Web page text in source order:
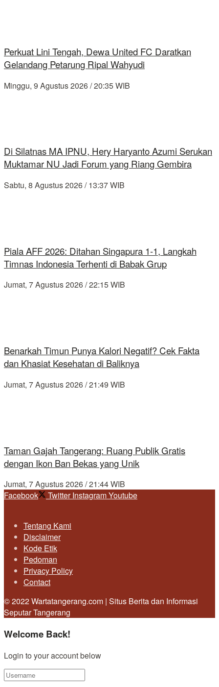
Perkuat Lini Tengah, Dewa United FC Daratkan
Gelandang Petarung Ripal Wahyudi
Minggu, 9 Agustus 2026 / 20:35 WIB
Di Silatnas MA IPNU, Hery Haryanto Azumi Serukan
Muktamar NU Jadi Forum yang Riang Gembira
Sabtu, 8 Agustus 2026 / 13:37 WIB
Piala AFF 2026: Ditahan Singapura 1-1, Langkah
Timnas Indonesia Terhenti di Babak Grup
Jumat, 7 Agustus 2026 / 22:15 WIB
Benarkah Timun Punya Kalori Negatif? Cek Fakta
dan Khasiat Kesehatan di Baliknya
Jumat, 7 Agustus 2026 / 21:49 WIB
Taman Gajah Tangerang: Ruang Publik Gratis
dengan Ikon Ban Bekas yang Unik
Jumat, 7 Agustus 2026 / 21:44 WIB
Facebook
Twitter InstagramYoutube
Tentang Kami
Disclaimer
Kode Etik
Pedoman
Privacy Policy
Contact
© 2022 Wartatangerang.com | Situs Berita dan Informasi
Seputar Tangerang
Welcome Back!
Login to your account below